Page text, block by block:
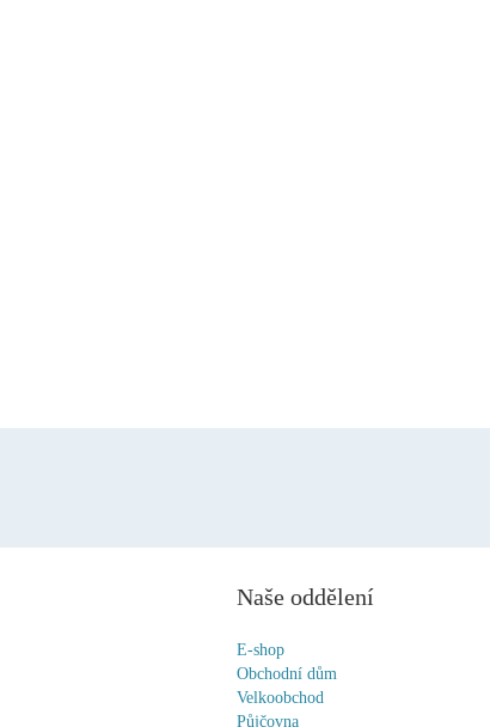
Naše oddělení
E-shop
Obchodní dům
Velkoobchod
Půjčovna